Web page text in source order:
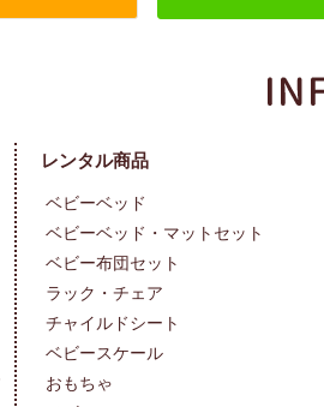
レンタル商品
ベビーベッド
ベビーベッド・マットセット
ベビー布団セット
ラック・チェア
チャイルドシート
ベビースケール
おもちゃ